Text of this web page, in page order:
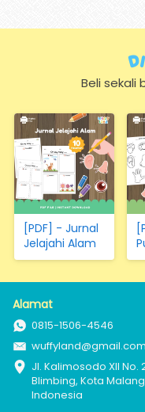
(Hanya
Kertas)
Beli sekali
[PDF] - Jurnal
Jelajahi Alam
Alamat
0815-1506-4546
wuffyland@gmail.com
Jl. Kalimosodo XII No.
Blimbing, Kota
Indonesia